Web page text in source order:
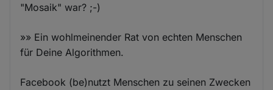
"Mosaik" war? ;-)
»» Ein wohlmeinender Rat von echten Menschen
für Deine Algorithmen.
Facebook (be)nutzt Menschen zu seinen Zwecken